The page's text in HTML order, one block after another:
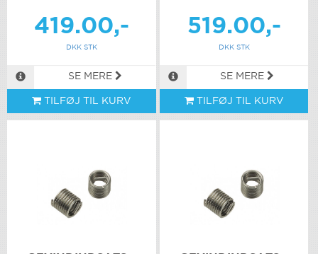
419.00,-
DKK STK
SE MERE
TILFØJ TIL KURV
519.00,-
DKK STK
SE MERE
TILFØJ TIL KURV